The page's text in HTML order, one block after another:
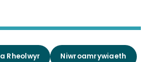
Rheolwyr Niwroamrywiaeth